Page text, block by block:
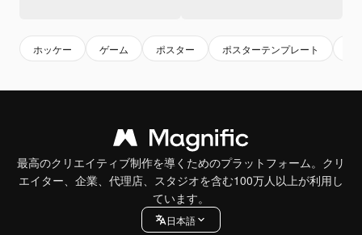
ホッケー ゲーム ポスター ポスターテンプレート
最高のクリエイティブ制作を導くためのプラットフォーム。クリ
エイター、企業、代理店、スタジオを含む100万人以上が利用し
ています。
日本語